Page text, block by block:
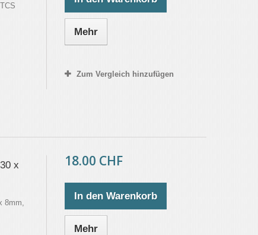
Mehr
Zum Vergleich hinzufügen
x
8mm,
18.00 CHF
In den Warenkorb
Mehr